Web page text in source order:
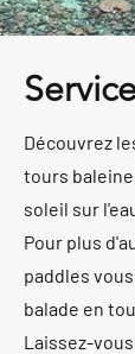
Découvrez
tours
soleil sur
Pour plus
paddles
balade en
Laissez-